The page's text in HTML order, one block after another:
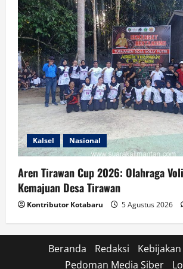
Kalsel Nasional
Aren Tirawan Cup 2026: Olahraga
Kemajuan Desa Tirawan
Kontributor Kotabaru 5 Agustus 2026
Beranda Redaksi
Pedoman Media Siber